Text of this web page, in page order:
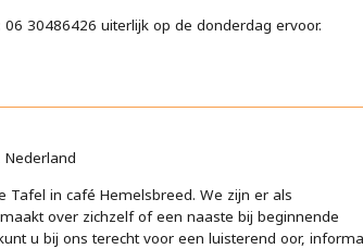
30486426 uiterlijk op de donderdag ervoor.
in café Hemelsbreed. We zijn er als
over zichzelf of een naaste bij beginnende
u bij ons terecht voor een luisterend oor,